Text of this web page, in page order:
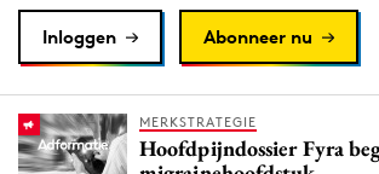
Reputatie & crisis
Inloggen Abonneer nu
MERKSTRATEGIE
Hoofdpijndossier Fyra